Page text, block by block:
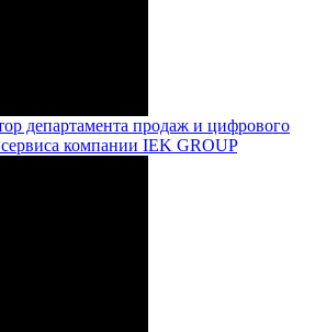
департамента продаж и цифрового
сервиса компании IEK GROUP